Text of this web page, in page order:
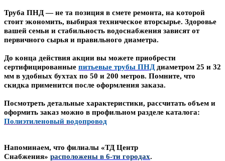
Труба ПНД — не та позиция в смете ремонта, на которой
стоит экономить, выбирая техническое вторсырье. Здоровье
вашей семьи и стабильность водоснабжения зависят от
первичного сырья и правильного диаметра.
До конца действия акции вы можете приобрести
сертифицированные питьевые трубы ПНД диаметром 25 и 32
мм в удобных бухтах по 50 и 200 метров. Помните, что
скидка применится после оформления заказа.
Посмотреть детальные характеристики, рассчитать объем и
оформить заказ можно в профильном разделе каталога:
Полиэтиленовый водопровод
Напоминаем, что филиалы «ТД Центр
Снабжения» расположены в 6-ти городах.